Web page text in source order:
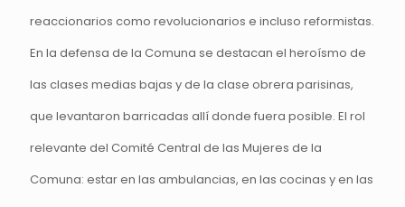
reaccionarios como revolucionarios e incluso reformistas.
En la defensa de la Comuna se destacan el heroísmo de
las clases medias bajas y de la clase obrera parisinas,
que levantaron barricadas allí donde fuera posible. El rol
relevante del Comité Central de las Mujeres de la
Comuna: estar en las ambulancias, en las cocinas y en las